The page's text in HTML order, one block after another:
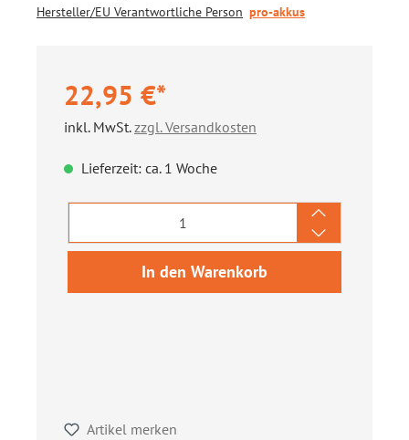
Hersteller/EU Verantwortliche Person pro-akkus
22,95 €*
inkl. MwSt.zzgl. Versandkosten
Lieferzeit: ca. 1 Woche
Produkt Anzahl: Gib den
In den Warenkorb
Artikel merken